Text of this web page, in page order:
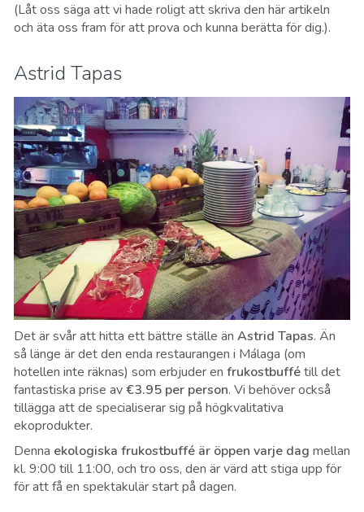
(Låt oss säga att vi hade roligt att skriva den här artikeln
och äta oss fram för att prova och kunna berätta för dig.).
Astrid Tapas
Det är svår att hitta ett bättre ställe än Astrid Tapas. Än
så länge är det den enda restaurangen i Málaga (om
hotellen inte räknas) som erbjuder en frukostbuffétill det
fantastiska prise av€3.95 per person. Vi behöver också
tillägga att de specialiserar sig på högkvalitativa
ekoprodukter.
Denna ekologiska frukostbuffé är öppen varje dag mellan
kl. 9:00 till 11:00, och tro oss, den är värd att stiga upp för
för att få en spektakulär start på dagen.